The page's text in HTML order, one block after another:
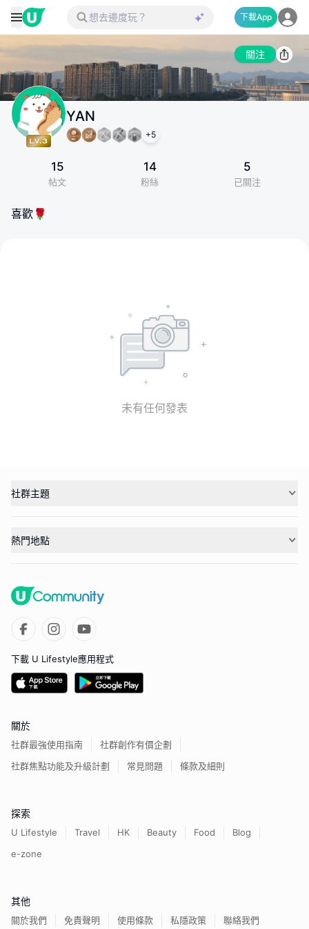
下載App
關注
YAN
+5
15
帖文
14
粉絲
5
已關注
喜歡🌹
未有任何發表
社群主題
熱門地點
下載 U Lifestyle應用程式
關於
社群最強使用指南
社群創作有價企劃
社群焦點功能及升級計劃
常見問題 條款及細則
探索
U Lifestyle Travel HK Beauty Food
Blog
e-zone
其他
關於我們 免責聲明 使用條款 私隱政策 聯絡我們